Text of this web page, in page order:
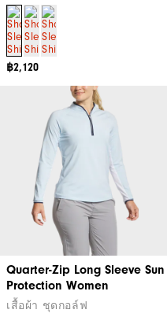
฿2,120
Quarter-Zip Long Sleeve Sun
Protection Women
เสื้อผ้า ชุดกอล์ฟ